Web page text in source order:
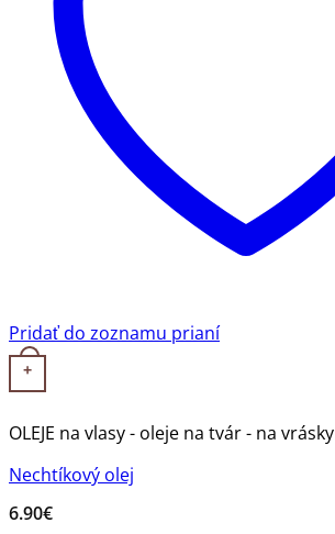
Pridať do zoznamu prianí
+
OLEJE na vlasy - oleje na tvár - na vrásky
Nechtíkový olej
6.90€